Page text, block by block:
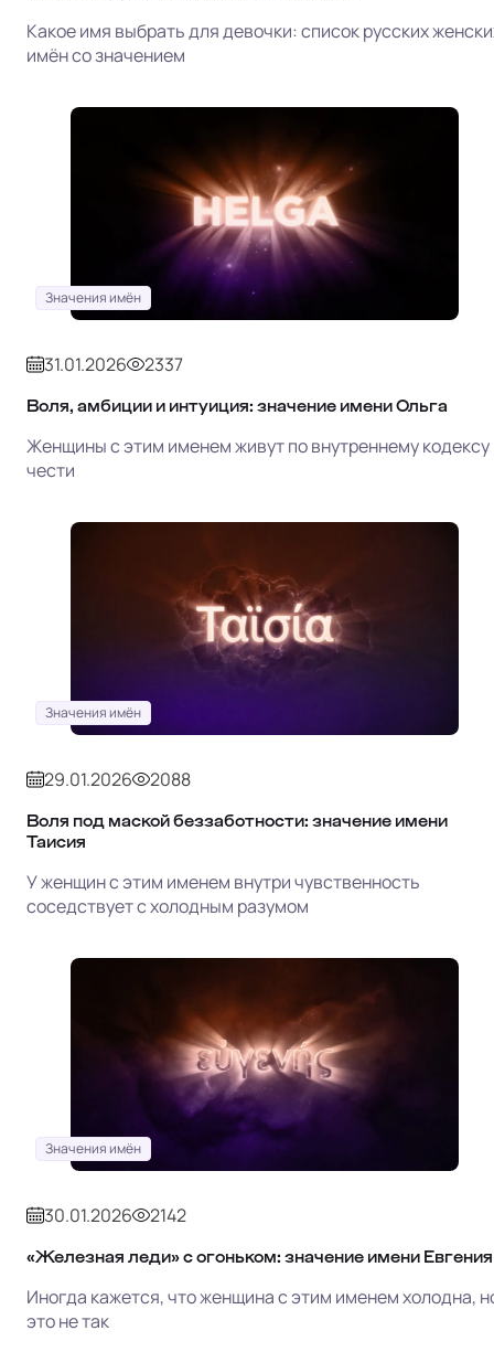
Какое имя выбрать для девочки: список русских
имён со значением
Значения имён
31.01.2026 2337
Воля, амбиции и интуиция: значение имени Ольга
Женщины с этим именем живут по внутреннему кодексу
чести
Значения имён
29.01.2026 2088
Воля под маской беззаботности: значение имени
Таисия
У женщин с этим именем внутри чувственность
соседствует с холодным разумом
Значения имён
30.01.2026 2142
«Железная леди» с огоньком: значение имени Евгения
Иногда кажется, что женщина с этим именем холодна,
это не так